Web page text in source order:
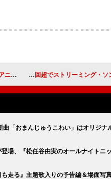
登場
「おまんじゅうこわい」はオリジナ
場、『松任谷由実のオールナイトニ
走る』主題歌入りの予告編＆場面写